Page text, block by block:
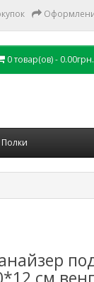
0 товар(ов) - 0.00грн.
Полки